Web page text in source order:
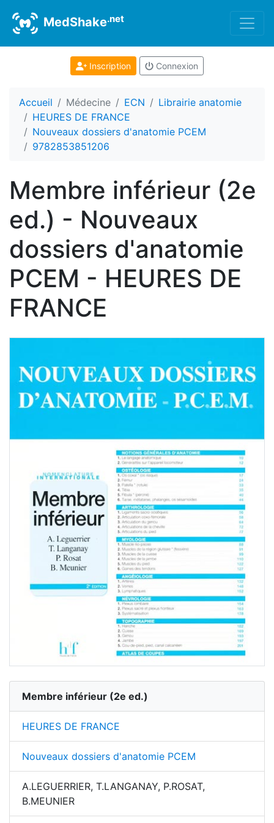
MedShake.net
Inscription Connexion
Accueil Médecine ECN
Librairie anatomie
HEURES DE FRANCE
Nouveaux dossiers d'anatomie PCEM
9782853851206
Membre inférieur (2e
ed.) - Nouveaux
dossiers d'anatomie
PCEM - HEURES DE
FRANCE
Membre inférieur (2e ed.)
HEURES DE FRANCE
Nouveaux dossiers d'anatomie PCEM
A.LEGUERRIER, T.LANGANAY, P.ROSAT,
B.MEUNIER